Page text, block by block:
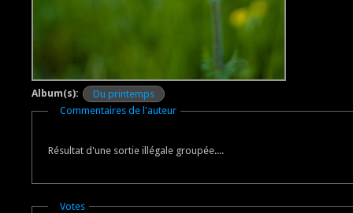
Album(s):
Du printemps
Masquer
Commentaires de l'auteur
Résultat d'une sortie illégale groupée....
Masquer
Votes